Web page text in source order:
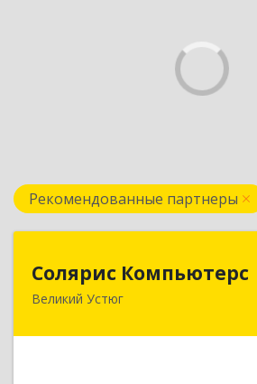
Рекомендованные партнеры
Солярис Компьютерс
Великий Устюг
162390, Вологодская обл,